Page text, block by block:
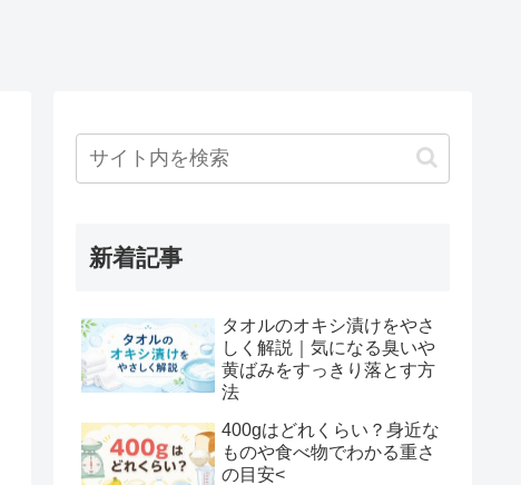
新着記事
タオルのオキシ漬けをやさ
しく解説｜気になる臭いや
黄ばみをすっきり落とす方
法
400gはどれくらい？身近な
ものや食べ物でわかる重さ
の目安<